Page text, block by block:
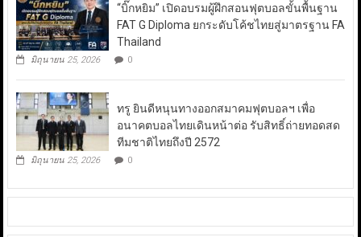
“บิ๊กหยิม” เปิดอบรมผู้ฝึกสอนฟุตบอลขั้นพื้นฐาน
FAT G Diploma ยกระดับโค้ชไทยสู่มาตรฐาน FA
Thailand
มิถุนายน 25, 2026 0
ทรู ยินดีหนุนทางออกสมาคมฟุตบอลฯ เพื่อ
อนาคตบอลไทยเดินหน้าต่อ รับสิทธิ์ถ่ายทอดสด
ทีมชาติไทยถึงปี 2572
มิถุนายน 25, 2026 0